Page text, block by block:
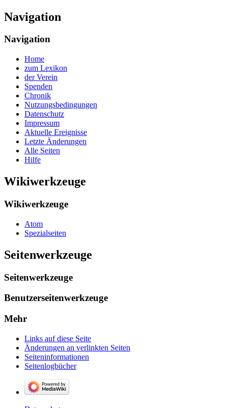
Navigation
Navigation
Home
zum Lexikon
der Verein
Spenden
Chronik
Nutzungsbedingungen
Datenschutz
Impressum
Aktuelle Ereignisse
Letzte Änderungen
Alle Seiten
Hilfe
Wikiwerkzeuge
Wikiwerkzeuge
Atom
Spezialseiten
Seitenwerkzeuge
Seitenwerkzeuge
Benutzerseitenwerkzeuge
Mehr
Links auf diese Seite
Änderungen an verlinkten Seiten
Seiten­­informationen
Seitenlogbücher